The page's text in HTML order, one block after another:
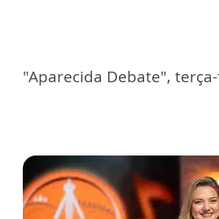
"Aparecida Debate",